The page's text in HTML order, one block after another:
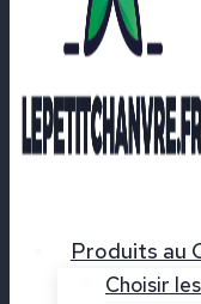
Produits au
Choisir